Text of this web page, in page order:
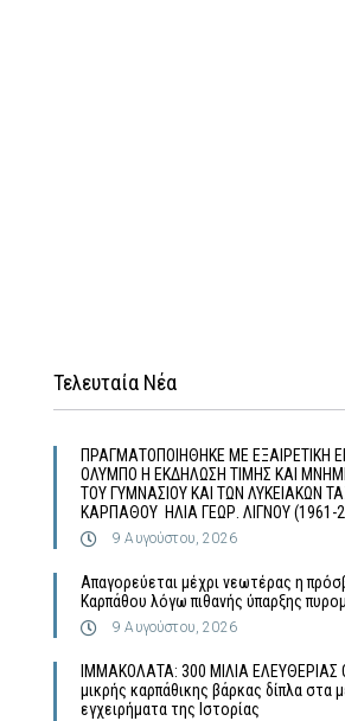
Τελευταία Νέα
ΠΡΑΓΜΑΤΟΠΟΙΗΘΗΚΕ ΜΕ ΕΞΑΙΡΕΤΙΚΗ
ΟΛΥΜΠΟ Η ΕΚΔΗΛΩΣΗ ΤΙΜΗΣ ΚΑΙ
ΤΟΥ ΓΥΜΝΑΣΙΟΥ ΚΑΙ ΤΩΝ ΛΥΚΕΙΑΚΩΝ
ΚΑΡΠΑΘΟΥ ΗΛΙΑ ΓΕΩΡ. ΛΙΓΝΟΥ (1961-
9 Αυγούστου, 2026
Απαγορεύεται μέχρι νεωτέρας η
Καρπάθου λόγω πιθανής ύπαρξης
9 Αυγούστου, 2026
ΙΜΜΑΚΟΛΑΤΑ: 300 ΜΙΛΙΑ ΕΛΕΥΘΕΡΙΑΣ
μικρής καρπάθικης βάρκας δίπλα στα
εγχειρήματα της Ιστορίας